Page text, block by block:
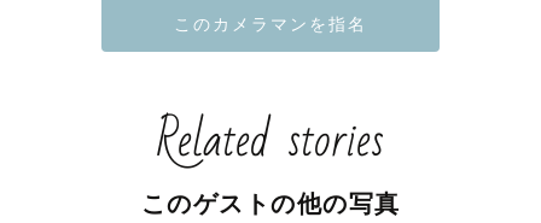
での楽しい撮影を心がけています🌿
【ファミリー撮影について】
☑️元キッズフォトスタジオカメラマン
☑️赤ちゃんやお子様の撮影経験は1000組以上！
Related stories
このゲストの他の写真